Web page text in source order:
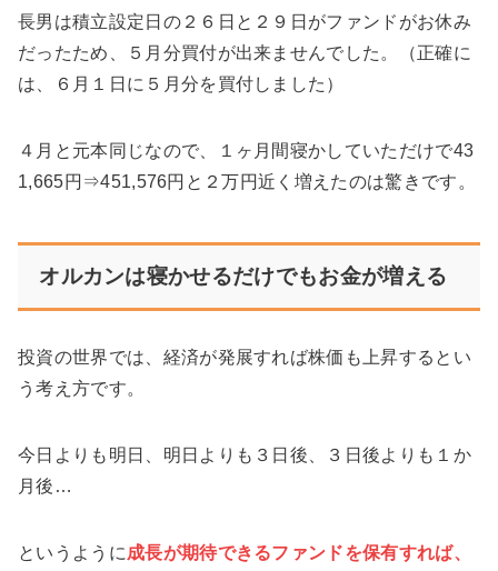
長男は積立設定日の２６日と２９日がファンドがお休み
だったため、５月分買付が出来ませんでした。（正確に
は、６月１日に５月分を買付しました）
４月と元本同じなので、
１ヶ月間寝かしていただけで43
1,665円⇒451,576円と２万円近く増えたのは驚きです。
オルカンは寝かせるだけでもお金が増える
投資の世界では、 経済が発展すれば株価も上昇するとい
う考え方です。
今日よりも明日、明日よりも３日後、３日後よりも１か
月後…
というように成長が期待できるファンドを保有すれば、